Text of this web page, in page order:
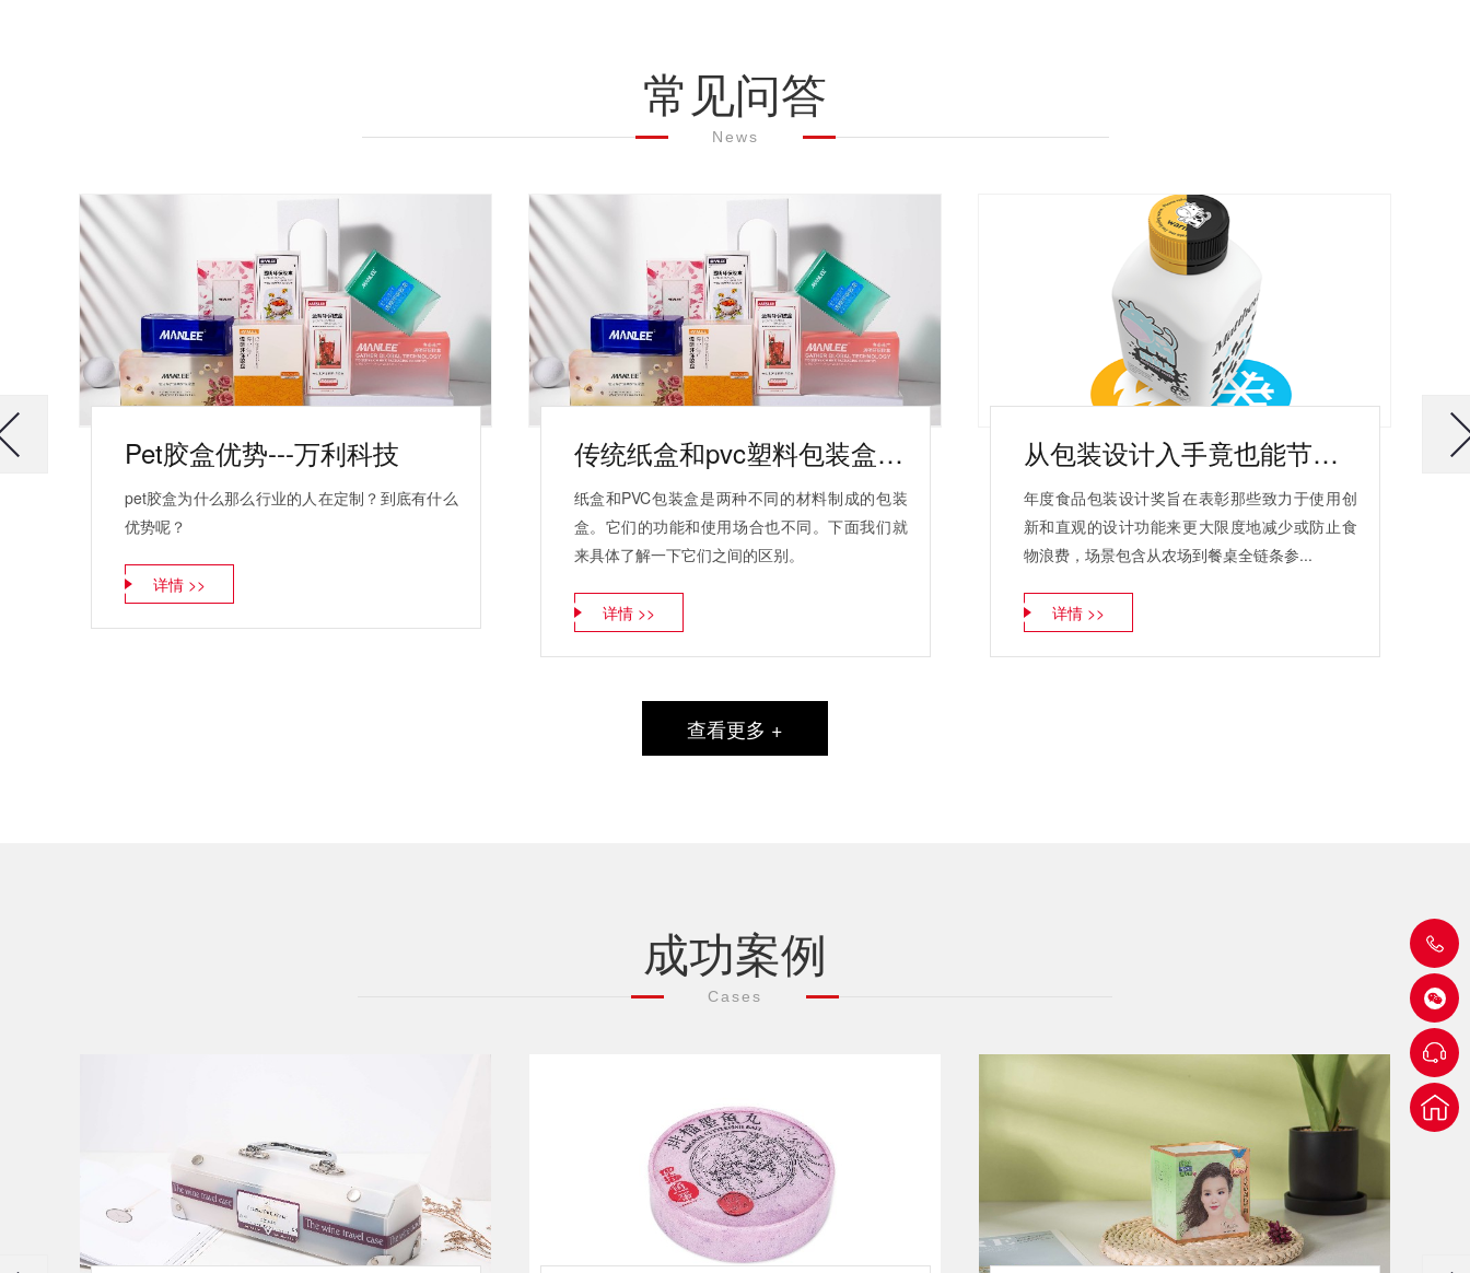
常见问答
News
Pet胶盒优势---万利科技
pet胶盒为什么那么行业的人在定制？到底有什么
优势呢？
详情 >>
传统纸盒和pvc塑料包装盒的区别？
纸盒和PVC包装盒是两种不同的材料制成的包装
盒。它们的功能和使用场合也不同。下面我们就
来具体了解一下它们之间的区别。
详情 >>
从包装设计入手竟也能节约食品
年度食品包装设计奖旨在表彰那些致力于使用创
新和直观的设计功能来更大限度地减少或防止食
物浪费，场景包含从农场到餐桌全链条参...
详情 >>
查看更多 +
成功案例
Cases